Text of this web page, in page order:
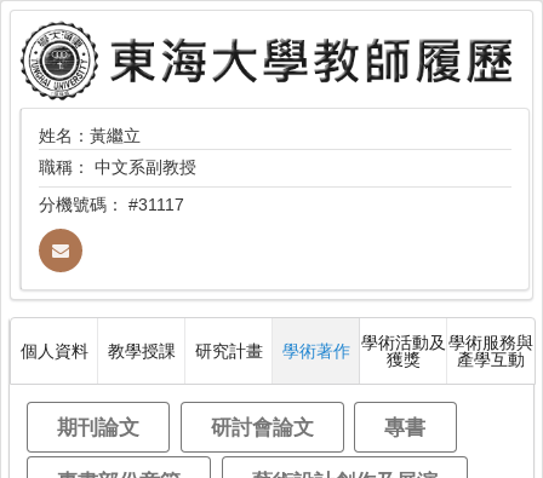
姓名：黃繼立
職稱： 中文系副教授
分機號碼： #31117
個人資料 教學授課 研究計畫 學術著作 學術活動及
獲獎
學術服務與
產學互動
期刊論文 研討會論文 專書